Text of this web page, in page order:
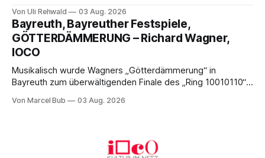
Musik und einem neuen Traumpaar: Elisabeth Teige und
Nicholas Brownlee sorgen für einen der Höhepunkte der
Bayreuther Festspiele 2026.
Von Uli Rehwald 03 Aug. 2026
Bayreuth, Bayreuther Festspiele,
GÖTTERDÄMMERUNG – Richard Wagner,
IOCO
Musikalisch wurde Wagners „Götterdämmerung“ in
Bayreuth zum überwältigenden Finale des „Ring 10010110“:
exzellentes Sängerensemble begeisterten. Die KI-geprägte
Von Marcel Bub 03 Aug. 2026